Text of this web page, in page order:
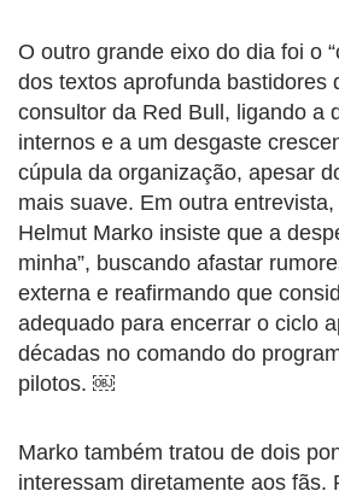
O outro grande eixo do dia foi o
dos textos aprofunda bastidores
consultor da Red Bull, ligando a
internos e a um desgaste
cúpula da organização, apesar
mais suave. Em outra
Helmut Marko insiste que a
minha”, buscando afastar
externa e reafirmando que
adequado para encerrar o ciclo
décadas no comando do
pilotos. ￼
Marko também tratou de dois
interessam diretamente aos fãs.